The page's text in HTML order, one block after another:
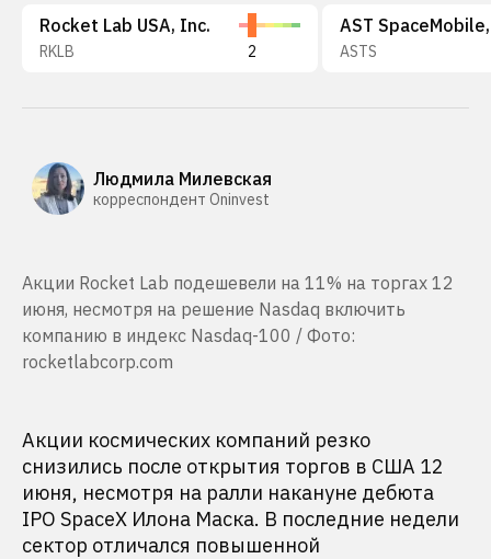
Rocket Lab USA, Inc.
RKLB 2
AST
ASTS
Людмила Милевская
корреспондент Oninvest
Акции Rocket Lab подешевели на 11% на торгах 12
июня, несмотря на решение Nasdaq включить
компанию в индекс Nasdaq-100 / Фото:
rocketlabcorp.com
Акции космических компаний резко
снизились после открытия торгов в США 12
июня, несмотря на ралли накануне дебюта
IPO SpaceX Илона Маска. В последние недели
сектор отличался повышенной